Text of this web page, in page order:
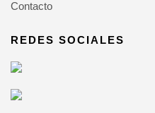
Contacto
REDES SOCIALES